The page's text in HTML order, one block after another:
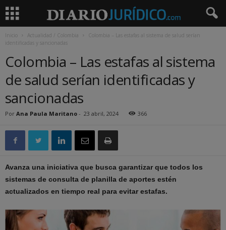
Inicio Actualidad / Colombia
Colombia – Las estafas al sistema de salud serían
identificadas y sancionadas
Colombia – Las estafas al sistema
de salud serían identificadas y
sancionadas
Por Ana Paula Maritano - 23 abril, 2024 366
Avanza una iniciativa que busca garantizar que todos los
sistemas de consulta de planilla de aportes estén
actualizados en tiempo real para evitar estafas.